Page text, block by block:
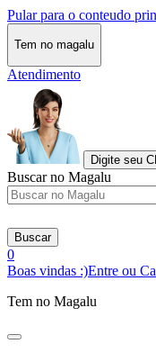
Pular para o conteudo
Tem no magalu
Atendimento
Digite seu
Buscar no Magalu
Buscar
0
Boas vindas :)Entre ou
Tem no Magalu